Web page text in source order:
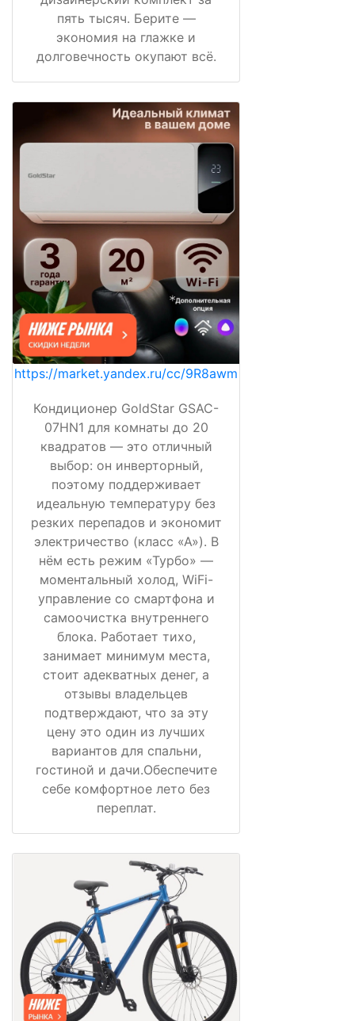
пять тысяч. Берите —
экономия на глажке и
долговечность окупают всё.
https://market.yandex.ru/cc/9R8awm
Кондиционер GoldStar GSAC-
07HN1 для комнаты до 20
квадратов — это отличный
выбор: он инверторный,
поэтому поддерживает
идеальную температуру без
резких перепадов и экономит
электричество (класс «А»). В
нём есть режим «Турбо» —
моментальный холод, WiFi-
управление со смартфона и
самоочистка внутреннего
блока. Работает тихо,
занимает минимум места,
стоит адекватных денег, а
отзывы владельцев
подтверждают, что за эту
цену это один из лучших
вариантов для спальни,
гостиной и дачи.Обеспечите
себе комфортное лето без
переплат.